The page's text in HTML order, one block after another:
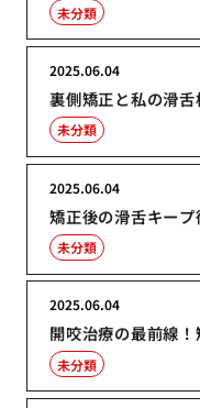
未分類
裏側矯正と私の滑
2025.06.04
未分類
矯正後の滑舌キー
2025.06.04
未分類
開咬治療の最前線
2025.06.04
未分類